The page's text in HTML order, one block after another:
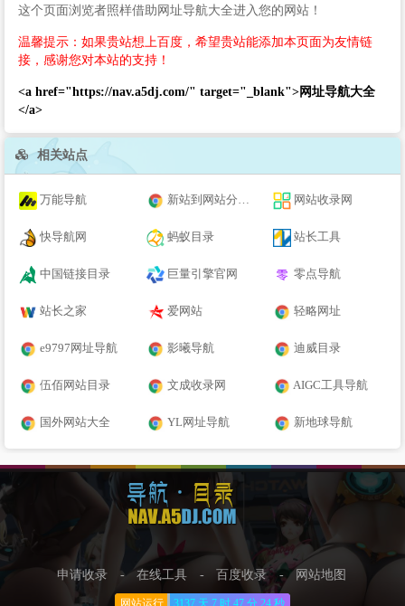
这个页面浏览者照样借助网址导航大全进入您的网站！
温馨提示：如果贵站想上百度，希望贵站能添加本页面为友情链
接，感谢您对本站的支持！
<a href="https://nav.a5dj.com/" target="_blank">网址导航大全
</a>
相关站点
万能导航 新站到网站分类目录 网站收录网
快导航网 蚂蚁目录 站长工具
中国链接目录 巨量引擎官网 零点导航
站长之家 爱网站 轻略网址
e9797网址导航 影曦导航 迪威目录
伍佰网站目录 文成收录网 AIGC工具导航
国外网站大全 YL网址导航 新地球导航
申请收录 - 在线工具 - 百度收录 - 网站地图
网站运行 3137 天 7 时 47 分 25 秒